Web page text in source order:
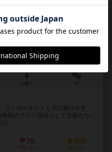
法学校の３年間～：新装版
edition
ンポーネントも手に取りやす
校のクラス担任として生徒たちに
の...
79
お気に入り
255
持ってる